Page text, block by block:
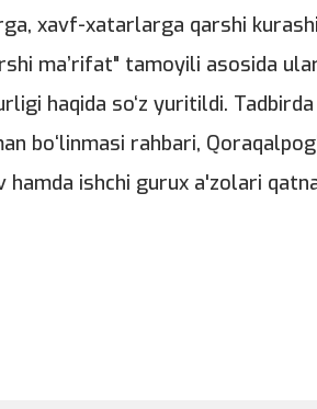
xavf-xatarlarga qarshi
ma’rifat" tamoyili asosida
haqida so‘z yuritildi. Tadbirda
boʻlinmasi rahbari,
hamda ishchi gurux a'zolari